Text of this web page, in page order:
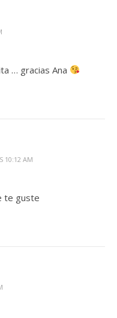
… gracias Ana
10:12 AM
te guste